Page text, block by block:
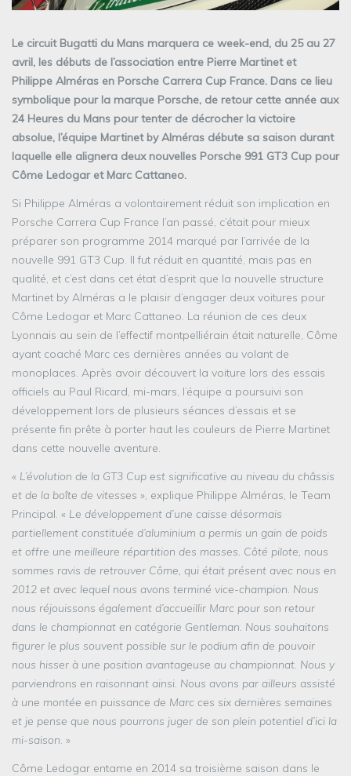
Le circuit Bugatti du Mans marquera ce week-end, du 25 au 27
avril, les débuts de l’association entre Pierre Martinet et
Philippe Alméras en Porsche Carrera Cup France. Dans ce lieu
symbolique pour la marque Porsche, de retour cette année aux
24 Heures du Mans pour tenter de décrocher la victoire
absolue, l’équipe Martinet by Alméras débute sa saison durant
laquelle elle alignera deux nouvelles Porsche 991 GT3 Cup pour
Côme Ledogar et Marc Cattaneo.
Si Philippe Alméras a volontairement réduit son implication en
Porsche Carrera Cup France l’an passé, c’était pour mieux
préparer son programme 2014 marqué par l’arrivée de la
nouvelle 991 GT3 Cup. Il fut réduit en quantité, mais pas en
qualité, et c’est dans cet état d’esprit que la nouvelle structure
Martinet by Alméras a le plaisir d’engager deux voitures pour
Côme Ledogar et Marc Cattaneo. La réunion de ces deux
Lyonnais au sein de l’effectif montpelliérain était naturelle, Côme
ayant coaché Marc ces dernières années au volant de
monoplaces. Après avoir découvert la voiture lors des essais
officiels au Paul Ricard, mi-mars, l’équipe a poursuivi son
développement lors de plusieurs séances d’essais et se
présente fin prête à porter haut les couleurs de Pierre Martinet
dans cette nouvelle aventure.
« L’évolution de la GT3 Cup est significative au niveau du châssis
et de la boîte de vitesses », explique Philippe Alméras, le Team
Principal. « Le développement d’une caisse désormais
partiellement constituée d’aluminium a permis un gain de poids
et offre une meilleure répartition des masses. Côté pilote, nous
sommes ravis de retrouver Côme, qui était présent avec nous en
2012 et avec lequel nous avons terminé vice-champion. Nous
nous réjouissons également d’accueillir Marc pour son retour
dans le championnat en catégorie Gentleman. Nous souhaitons
figurer le plus souvent possible sur le podium afin de pouvoir
nous hisser à une position avantageuse au championnat. Nous y
parviendrons en raisonnant ainsi. Nous avons par ailleurs assisté
à une montée en puissance de Marc ces six dernières semaines
et je pense que nous pourrons juger de son plein potentiel d’ici la
mi-saison. »
Côme Ledogar entame en 2014 sa troisième saison dans le